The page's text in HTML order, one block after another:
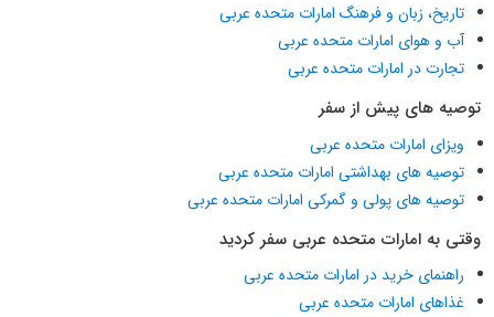
تاریخ، زبان و فرهنگ امارات متحده عربی
آب و هوای امارات متحده عربی
تجارت در امارات متحده عربی
توصیه های پیش از سفر
ویزای امارات متحده عربی
توصیه های بهداشتی امارات متحده عربی
توصیه های پولی و گمرکی امارات متحده عربی
وقتی به امارات متحده عربی سفر کردید
راهنمای خرید در امارات متحده عربی
غذاهای امارات متحده عربی